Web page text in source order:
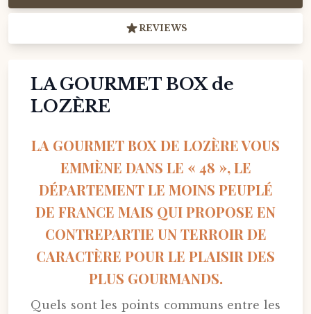
REVIEWS
LA GOURMET BOX de
LOZÈRE
LA GOURMET BOX DE LOZÈRE VOUS
EMMÈNE DANS LE « 48 », LE
DÉPARTEMENT LE MOINS PEUPLÉ
DE FRANCE MAIS QUI PROPOSE EN
CONTREPARTIE UN TERROIR DE
CARACTÈRE POUR LE PLAISIR DES
PLUS GOURMANDS.
Quels sont les points communs entre les